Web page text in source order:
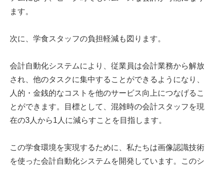
ます。
次に、学食スタッフの負担軽減も図ります。
会計自動化システムにより、従業員は会計業務から解放
され、他のタスクに集中することができるようになり、
人的・金銭的なコストを他のサービス向上につなげるこ
とができます。目標として、混雑時の会計スタッフを現
在の3人から1人に減らすことを目指します。
この学食環境を実現するために、私たちは画像認識技術
を使った会計自動化システムを開発しています。このシ